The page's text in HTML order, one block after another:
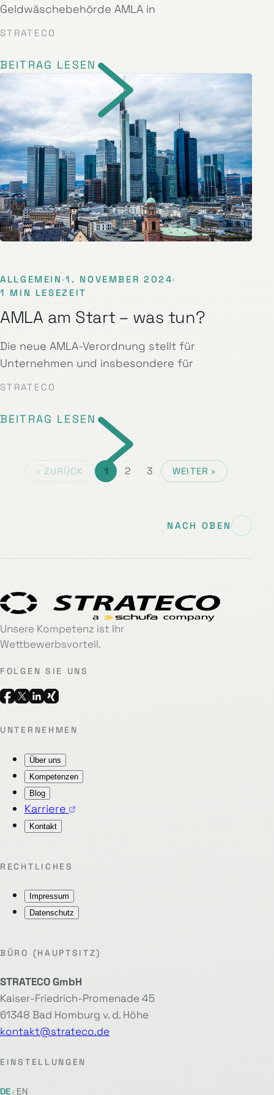
Geldwäschebehörde AMLA in
STRATECO
BEITRAG LESEN
ALLGEMEIN ·1. NOVEMBER 2024·
1 MIN LESEZEIT
AMLA am Start – was tun?
Die neue AMLA-Verordnung stellt für
Unternehmen und insbesondere für
STRATECO
BEITRAG LESEN
‹ ZURÜCK 1 2 3 WEITER ›
NACH OBEN
Unsere Kompetenz ist Ihr
Wettbewerbsvorteil.
FOLGEN SIE UNS
UNTERNEHMEN
Über uns
Kompetenzen
Blog
Karriere
Kontakt
RECHTLICHES
Impressum
Datenschutz
BÜRO (HAUPTSITZ)
STRATECO GmbH
Kaiser-Friedrich-Promenade 45
61348 Bad Homburg v. d. Höhe
kontakt@strateco.de
EINSTELLUNGEN
DE EN